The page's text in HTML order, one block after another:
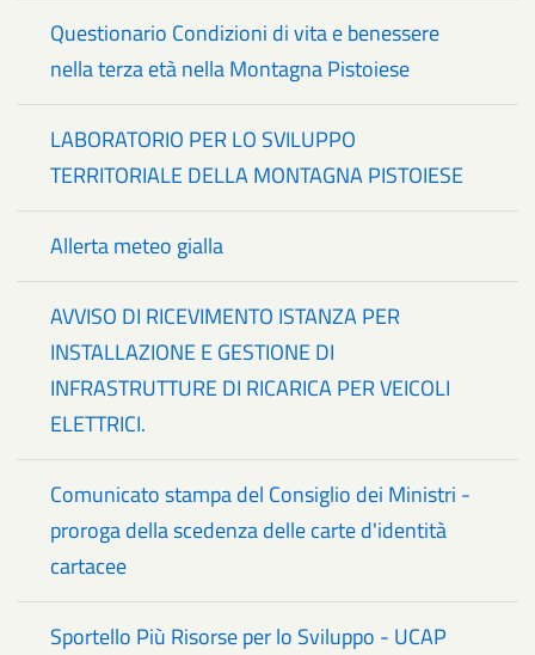
Questionario Condizioni di vita e benessere
nella terza età nella Montagna Pistoiese
LABORATORIO PER LO SVILUPPO
TERRITORIALE DELLA MONTAGNA PISTOIESE
Allerta meteo gialla
AVVISO DI RICEVIMENTO ISTANZA PER
INSTALLAZIONE E GESTIONE DI
INFRASTRUTTURE DI RICARICA PER VEICOLI
ELETTRICI.
Comunicato stampa del Consiglio dei Ministri -
proroga della scedenza delle carte d'identità
cartacee
Sportello Più Risorse per lo Sviluppo - UCAP